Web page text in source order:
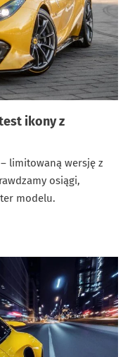
ikony z
limitowaną wersję z
osiągi,
modelu.